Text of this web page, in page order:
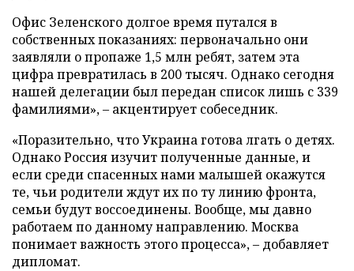
Офис Зеленского долгое время путался в
собственных показаниях: первоначально они
заявляли о пропаже 1,5 млн ребят, затем эта
цифра превратилась в 200 тысяч. Однако сегодня
нашей делегации был передан список лишь с 339
фамилиями», – акцентирует собеседник.
«Поразительно, что Украина готова лгать о детях.
Однако Россия изучит полученные данные, и
если среди спасенных нами малышей окажутся
те, чьи родители ждут их по ту линию фронта,
семьи будут воссоединены. Вообще, мы давно
работаем по данному направлению. Москва
понимает важность этого процесса», – добавляет
дипломат.